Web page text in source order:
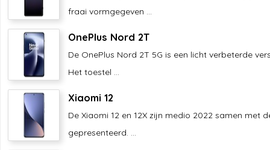
fraai vormgegeven ...
OnePlus Nord 2T
De OnePlus Nord 2T 5G is een licht verbeterde
Het toestel ...
Xiaomi 12
De Xiaomi 12 en 12X zijn medio 2022 samen met
gepresenteerd. ...